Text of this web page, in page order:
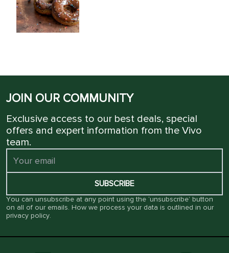
JOIN OUR COMMUNITY
Exclusive access to our best deals, special
offers and expert information from the Vivo
team.
SUBSCRIBE
You can unsubscribe at any point using the ‘unsubscribe’ button
on all of our emails. How we process your data is outlined in our
privacy policy.